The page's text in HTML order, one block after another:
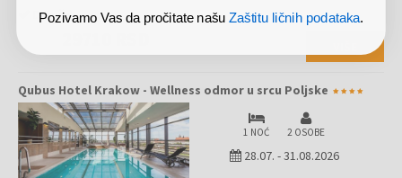
Doručak
Qubus Hotel Krakow - Wellness odmor u srcu Poljske
1 NOĆ 2 OSOBE
28.07. -31.08.2026
Pozivamo Vas da pročitate našuZaštitu ličnih podataka.